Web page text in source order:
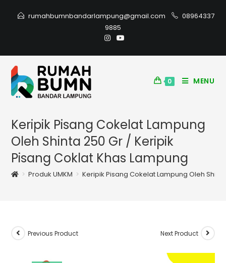
rumahbumnbandarlampung@gmail.com
08964337
9885
0 MENU
Keripik Pisang Cokelat Lampung
Oleh Shinta 250 Gr / Keripik
Pisang Coklat Khas Lampung
> Produk UMKM > Keripik Pisang Cokelat Lampung Oleh
Previous Product Next Product